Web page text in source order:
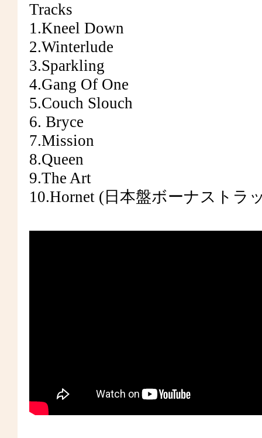
Tracks
1.Kneel Down
2.Winterlude
3.Sparkling
4.Gang Of One
5.Couch Slouch
6. Bryce
7.Mission
8.Queen
9.The Art
10.Hornet (日本盤ボーナストラ